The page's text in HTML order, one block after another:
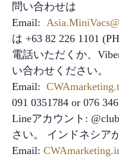
問い合わせは
Email:
は +63 82 226 1101
電話いただくか、
い合わせください。
Email:
091 0351784 or 076
Lineアカウント:
さい。 インドネシア
Email: